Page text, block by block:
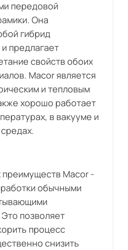
передовой
Она
гибрид
предлагает
свойств обоих
Macor является
и тепловым
хорошо работает
в вакууме и
преимуществ Macor -
обычными
позволяет
процесс
снизить